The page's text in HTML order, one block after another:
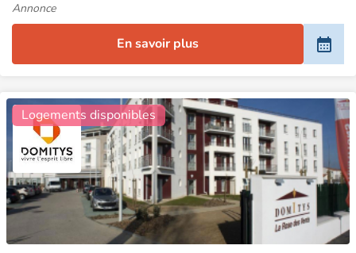
Annonce
En savoir plus
Logements disponibles